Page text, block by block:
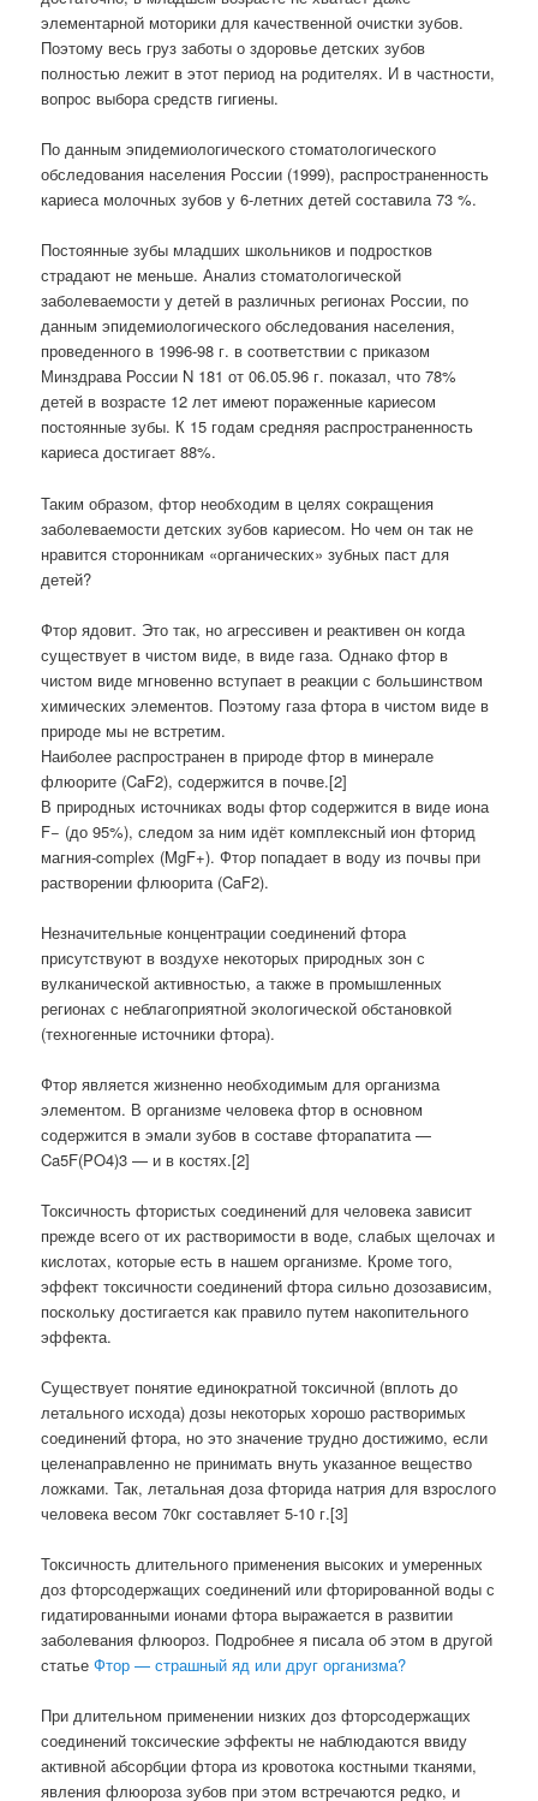
элементарной моторики для качественной очистки зубов.
Поэтому весь груз заботы о здоровье детских зубов
полностью лежит в этот период на родителях. И в частности,
вопрос выбора средств гигиены.
По данным эпидемиологического стоматологического
обследования населения России (1999), распространенность
кариеса молочных зубов у 6-летних детей составила 73 %.
Постоянные зубы младших школьников и подростков
страдают не меньше. Анализ стоматологической
заболеваемости у детей в различных регионах России, по
данным эпидемиологического обследования населения,
проведенного в 1996-98 г. в соответствии с приказом
Минздрава России N 181 от 06.05.96 г. показал, что 78%
детей в возрасте 12 лет имеют пораженные кариесом
постоянные зубы. К 15 годам средняя распространенность
кариеса достигает 88%.
Таким образом, фтор необходим в целях сокращения
заболеваемости детских зубов кариесом. Но чем он так не
нравится сторонникам «органических» зубных паст для
детей?
Фтор ядовит. Это так, но агрессивен и реактивен он когда
существует в чистом виде, в виде газа. Однако фтор в
чистом виде мгновенно вступает в реакции с большинством
химических элементов. Поэтому газа фтора в чистом виде в
природе мы не встретим.
Наиболее распространен в природе фтор в минерале
флюорите (CaF2), содержится в почве.[2]
В природных источниках воды фтор содержится в виде иона
F− (до 95%), следом за ним идёт комплексный ион фторид
магния-complex (MgF+). Фтор попадает в воду из почвы при
растворении флюорита (CaF2).
Незначительные концентрации соединений фтора
присутствуют в воздухе некоторых природных зон с
вулканической активностью, а также в промышленных
регионах с неблагоприятной экологической обстановкой
(техногенные источники фтора).
Фтор является жизненно необходимым для организма
элементом. В организме человека фтор в основном
содержится в эмали зубов в составе фторапатита —
Ca5F(PO4)3 — и в костях.[2]
Токсичность фтористых соединений для человека зависит
прежде всего от их растворимости в воде, слабых щелочах и
кислотах, которые есть в нашем организме. Кроме того,
эффект токсичности соединений фтора сильно дозозависим,
поскольку достигается как правило путем накопительного
эффекта.
Существует понятие единократной токсичной (вплоть до
летального исхода) дозы некоторых хорошо растворимых
соединений фтора, но это значение трудно достижимо, если
целенаправленно не принимать внуть указанное вещество
ложками. Так, летальная доза фторида натрия для взрослого
человека весом 70кг составляет 5-10 г.[3]
Токсичность длительного применения высоких и умеренных
доз фторсодержащих соединений или фторированной воды с
гидатированными ионами фтора выражается в развитии
заболевания флюороз. Подробнее я писала об этом в другой
статьеФтор — страшный яд или друг организма?
При длительном применении низких доз фторсодержащих
соединений токсические эффекты не наблюдаются ввиду
активной абсорбции фтора из кровотока костными тканями,
явления флюороза зубов при этом встречаются редко, и